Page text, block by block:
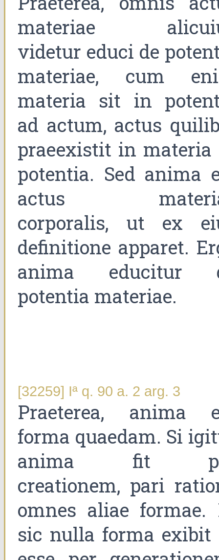
materiae
videtur educi de
materiae, cum
materia sit in
ad actum, actus
praeexistit in
potentia. Sed anima
actus
corporalis, ut ex
definitione apparet.
anima educitur
potentia materiae.
[32259] Iª q. 90 a. 2 arg. 3
Praeterea, anima
forma quaedam. Si
anima fit
creationem, pari
omnes aliae formae.
sic nulla forma exibit